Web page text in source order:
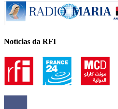
Notícias da RFI